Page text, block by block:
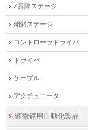
Z昇降ステージ
傾斜ステージ
コントローラドライバ
ドライバ
ケーブル
アクチュエータ
顕微鏡用自動化製品